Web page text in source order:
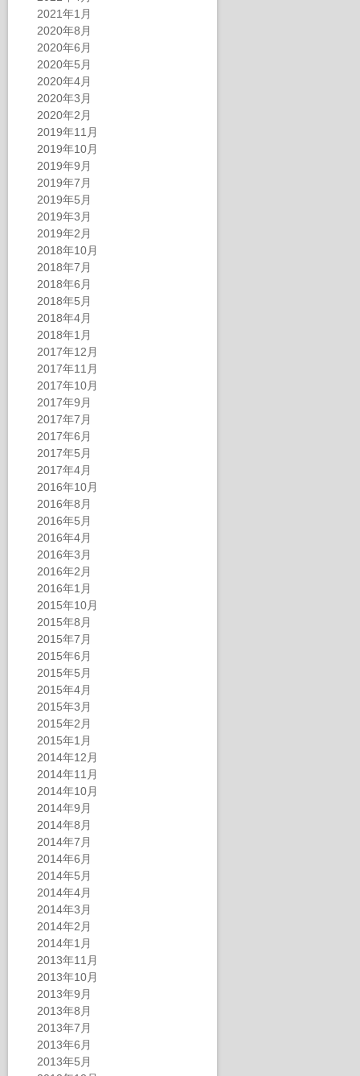
2021年1月
2020年8月
2020年6月
2020年5月
2020年4月
2020年3月
2020年2月
2019年11月
2019年10月
2019年9月
2019年7月
2019年5月
2019年3月
2019年2月
2018年10月
2018年7月
2018年6月
2018年5月
2018年4月
2018年1月
2017年12月
2017年11月
2017年10月
2017年9月
2017年7月
2017年6月
2017年5月
2017年4月
2016年10月
2016年8月
2016年5月
2016年4月
2016年3月
2016年2月
2016年1月
2015年10月
2015年8月
2015年7月
2015年6月
2015年5月
2015年4月
2015年3月
2015年2月
2015年1月
2014年12月
2014年11月
2014年10月
2014年9月
2014年8月
2014年7月
2014年6月
2014年5月
2014年4月
2014年3月
2014年2月
2014年1月
2013年11月
2013年10月
2013年9月
2013年8月
2013年7月
2013年6月
2013年5月